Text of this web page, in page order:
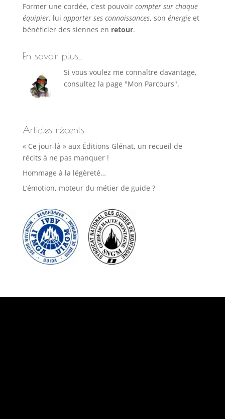
Former une cordée, c’est pouvoircompter sur chaque
équipier, lui apporter ses connaissances, son énergieet
bénéficier des siennes en retour.
En savoir plus…
Si vous voulez me connaître davantage,
consultez la page "Mon Parcours".
Articles récents
« Ce jour-là » aux Éditions Glénat, un recueil de
récits à ne pas manquer !
Hommage à la légèreté…
L’émotion, moteur du métier de guide ?